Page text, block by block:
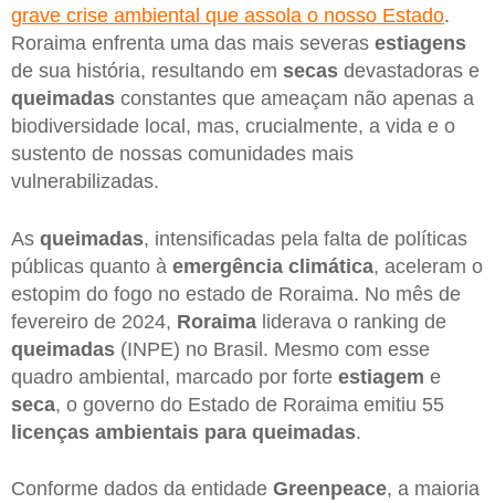
grave crise ambiental que assola o nosso Estado.
Roraima enfrenta uma das mais severas estiagens
de sua história, resultando em secas devastadoras e
queimadas constantes que ameaçam não apenas a
biodiversidade local, mas, crucialmente, a vida e o
sustento de nossas comunidades mais
vulnerabilizadas.
As queimadas, intensificadas pela falta de políticas
públicas quanto à emergência climática, aceleram o
estopim do fogo no estado de Roraima. No mês de
fevereiro de 2024, Roraima liderava o ranking de
queimadas (INPE) no Brasil. Mesmo com esse
quadro ambiental, marcado por forte estiagem e
seca, o governo do Estado de Roraima emitiu 55
licenças ambientais para queimadas.
Conforme dados da entidade Greenpeace, a maioria